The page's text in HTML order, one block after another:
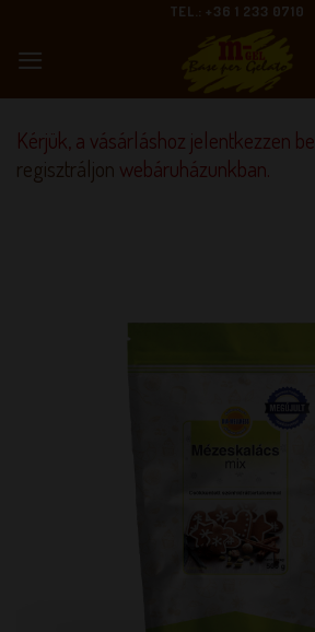
content
TEL.: +36 1 233 0710
Kérjük, a vásárláshoz jelentkezzen be
regisztráljon webáruházunkban.